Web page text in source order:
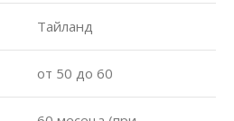
Тайланд
от 50 до 60